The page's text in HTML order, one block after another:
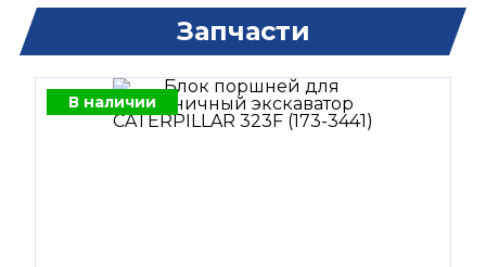
Запчасти
В наличии